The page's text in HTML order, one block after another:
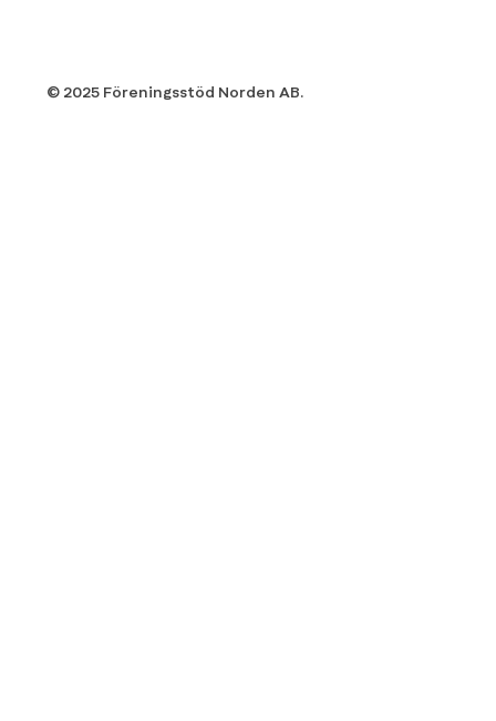
© 2025 Föreningsstöd Norden AB.